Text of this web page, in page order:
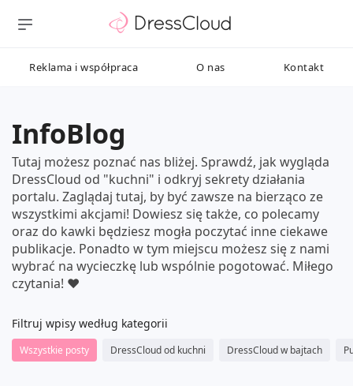
Reklama i współpraca O nas Kontakt
InfoBlog
Tutaj możesz poznać nas bliżej. Sprawdź, jak wygląda
DressCloud od "kuchni" i odkryj sekrety działania
portalu. Zaglądaj tutaj, by być zawsze na bierząco ze
wszystkimi akcjami! Dowiesz się także, co polecamy
oraz do kawki będziesz mogła poczytać inne ciekawe
publikacje. Ponadto w tym miejscu możesz się z nami
wybrać na wycieczkę lub wspólnie pogotować. Miłego
czytania! ❤️
Filtruj wpisy według kategorii
Wszystkie posty DressCloud od kuchni DressCloud w bajtach